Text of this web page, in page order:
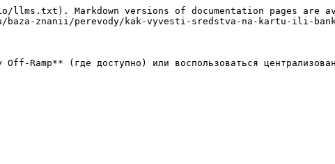
Markdown versions of documentation pages are
znanii/perevody/kak-vyvesti-sredstva-na-kartu-ili-
Ramp** (где доступно) или воспользоваться